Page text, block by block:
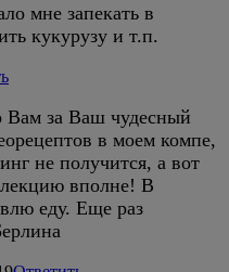
мне запекать в
кукурузу и т.п.
Вам за Ваш чудесный
в моем компе,
не получится, а вот
вполне! В
еду. Еще раз